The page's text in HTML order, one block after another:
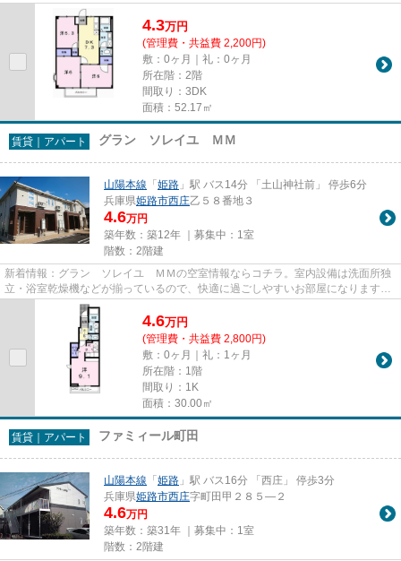
をご活用いただけます。こち...
4.3万円
(管理費・共益費 2,200円)
敷：0ヶ月｜礼：0ヶ月
所在階：2階
間取り：3DK
面積：52.17㎡
賃貸｜アパート グラン ソレイユ ＭＭ
山陽本線 「姫路 」駅 バス14分 「土山神社前」 停歩6分
兵庫県姫路市西庄乙５８番地３
4.6万円
築年数：築12年 ｜募集中： 1室
階数：2階建
新着情報：グラン ソレイユ ＭＭの空室情報ならコチラ。室内設備は洗面所独
立・浴室乾燥機などが揃っているので、快適に過ごしやすいお部屋になります。
ドアを開けたり直接会話しな...
4.6万円
(管理費・共益費 2,800円)
敷：0ヶ月｜礼：1ヶ月
所在階：1階
間取り：1K
面積：30.00㎡
賃貸｜アパート ファミィール町田
山陽本線 「姫路 」駅 バス16分 「西庄」 停歩3分
兵庫県姫路市西庄字町田甲２８５―２
4.6万円
築年数：築31年 ｜募集中： 1室
階数：2階建